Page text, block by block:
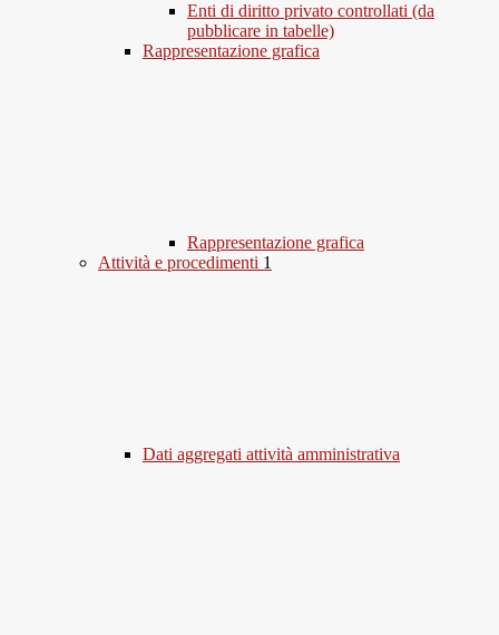
Enti di diritto privato controllati (da
pubblicare in tabelle)
Rappresentazione grafica
Rappresentazione grafica
Attività e procedimenti 1
Dati aggregati attività amministrativa